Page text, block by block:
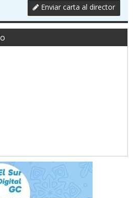
Enviar carta al director